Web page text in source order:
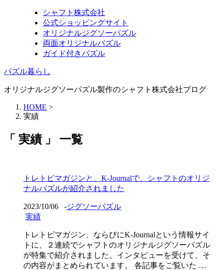
シャフト株式会社
公式ショッピングサイト
オリジナルジグソーパズル
両面オリジナルパズル
ガイド付きパズル
パズル暮らし
オリジナルジグソーパズル製作のシャフト株式会社ブログ
HOME >
実績
「 実績 」 一覧
トレトピマガジンと、K-Journalで、シャフトのオリジ
ナルパズルが紹介されました
2023/10/06 -ジグソーパズル
実績
トレトピマガジン、ならびにK-Journalという情報サイ
トに、２連続でシャフトのオリジナルジグソーパズル
が特集で紹介されました。インタビューを受けて、そ
の内容がまとめられています。 各記事をご覧いた …